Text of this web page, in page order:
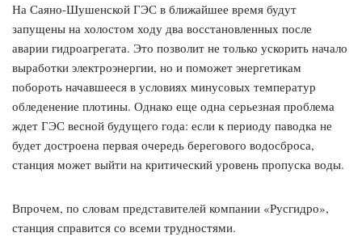
На Саяно-Шушенской ГЭС в ближайшее время будут
запущены на холостом ходу два восстановленных после
аварии гидроагрегата. Это позволит не только ускорить начало
выработки электроэнергии, но и поможет энергетикам
побороть начавшееся в условиях минусовых температур
обледенение плотины. Однако еще одна серьезная проблема
ждет ГЭС весной будущего года: если к периоду паводка не
будет достроена первая очередь берегового водосброса,
станция может выйти на критический уровень пропуска воды.
Впрочем, по словам представителей компании «Русгидро»,
станция справится со всеми трудностями.